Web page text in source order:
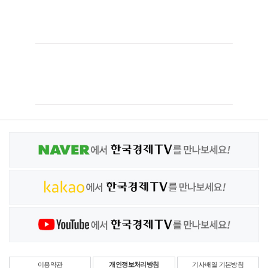
이용약관 개인정보처리방침 기사배열 기본방침